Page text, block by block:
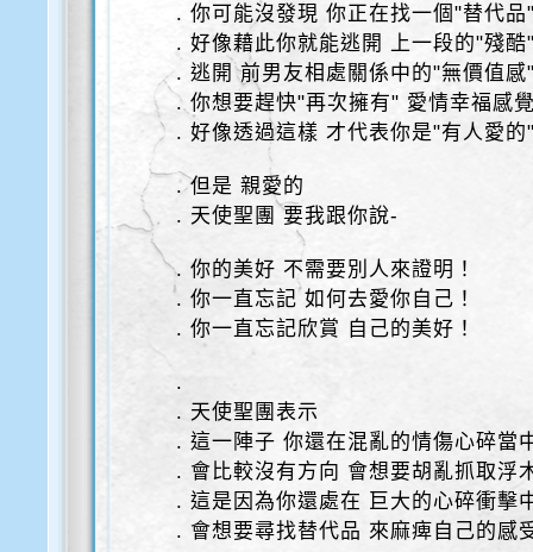
. 你可能沒發現 你正在找一個"替代品
. 好像藉此你就能逃開 上一段的"殘酷
. 逃開 前男友相處關係中的"無價值感
. 你想要趕快"再次擁有" 愛情幸福感
. 好像透過這樣 才代表你是"有人愛的
. 但是 親愛的
. 天使聖團 要我跟你說-
. 你的美好 不需要別人來證明！
. 你一直忘記 如何去愛你自己！
. 你一直忘記欣賞 自己的美好！
.
. 天使聖團表示
. 這一陣子 你還在混亂的情傷心碎當
. 會比較沒有方向 會想要胡亂抓取浮
. 這是因為你還處在 巨大的心碎衝擊
. 會想要尋找替代品 來麻痺自己的感